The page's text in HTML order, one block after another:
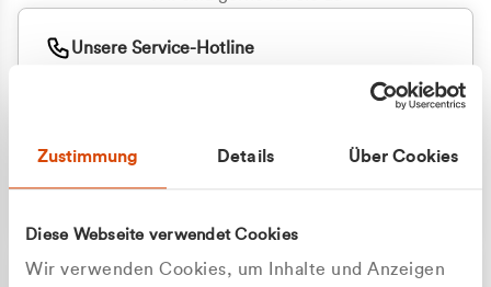
Zustimmung Details Über Cookies
Diese Webseite verwendet Cookies
Wir verwenden Cookies, um Inhalte und Anzeigen
Unsere Service-Hotline
+49 177 8376058